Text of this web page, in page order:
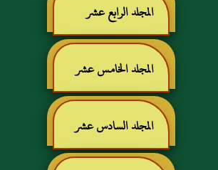
المجلد الرابع عشر
المجلد الخامس عشر
المجلد السادس عشر